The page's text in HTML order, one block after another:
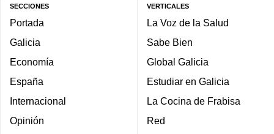
SECCIONES
Portada
Galicia
Economía
España
Internacional
Opinión
VERTICALES
La Voz de la Salud
Sabe Bien
Global Galicia
Estudiar en Galicia
La Cocina de Frabisa
Red